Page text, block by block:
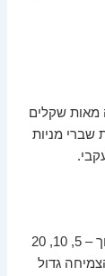
מאות שקלים
שברי מניות
השקעה ב-S&P 500 היא הכי אפקטיבית לטווח ארוך – 5, 10, 20
גדול